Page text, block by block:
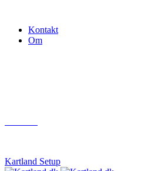
Kontakt
Om
Kartland Setup